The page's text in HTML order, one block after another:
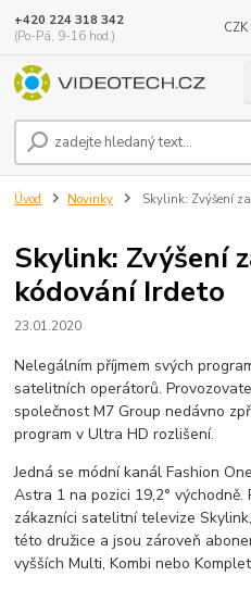
CZK
+420 224 318 342
(Po-Pá, 9-16 hod.)
Úvod Novinky Skylink: Zvýšení
Skylink: Zvýšení
kódování Irdeto
23.01.2020
Nelegálním příjmem svých
satelitních operátorů.
společnost M7 Group nedávno
program v Ultra HD rozlišení.
Jedná se módní kanál Fashion
Astra 1 na pozici 19,2°
zákazníci satelitní televize
této družice a jsou zároveň
vyšších Multi, Kombi nebo